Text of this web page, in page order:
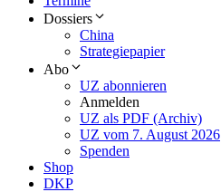
Dossiers
China
Strategiepapier
Abo
UZ abonnieren
Anmelden
UZ als PDF (Archiv)
UZ vom 7. August 2026
Spenden
Shop
DKP